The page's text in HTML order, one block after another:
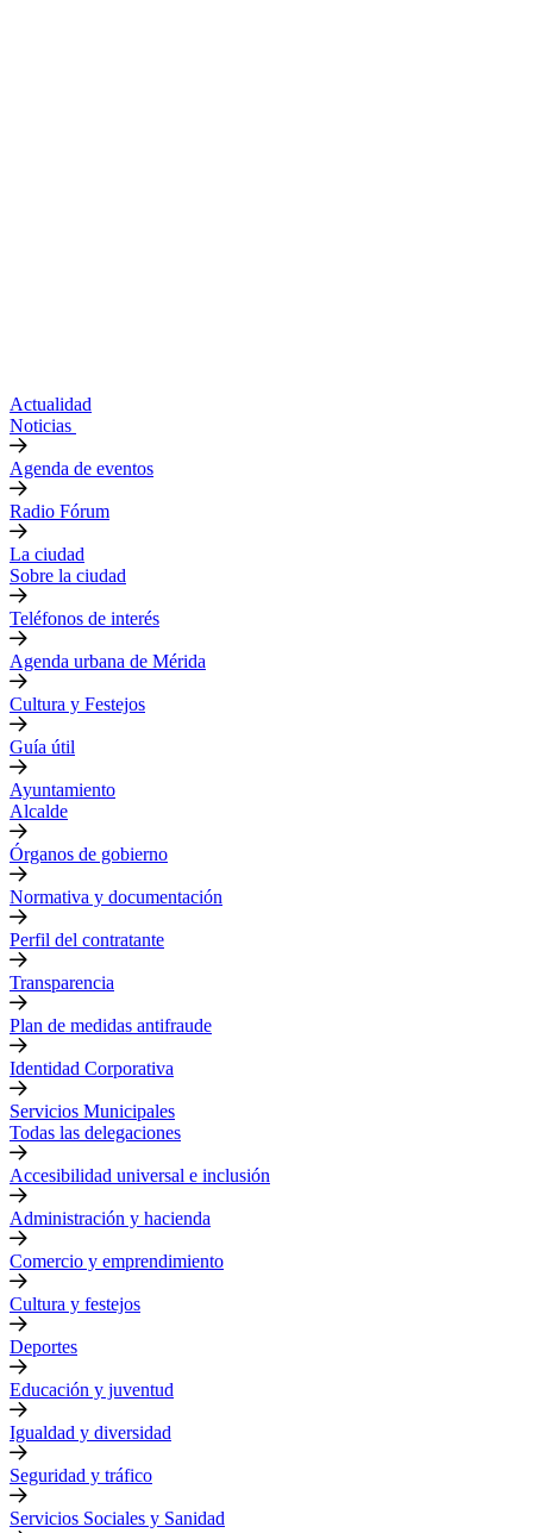
Actualidad
Noticias
Agenda de eventos
Radio Fórum
La ciudad
Sobre la ciudad
Teléfonos de interés
Agenda urbana de Mérida
Cultura y Festejos
Guía útil
Ayuntamiento
Alcalde
Órganos de gobierno
Normativa y documentación
Perfil del contratante
Transparencia
Plan de medidas antifraude
Identidad Corporativa
Servicios Municipales
Todas las delegaciones
Accesibilidad universal e inclusión
Administración y hacienda
Comercio y emprendimiento
Cultura y festejos
Deportes
Educación y juventud
Igualdad y diversidad
Seguridad y tráfico
Servicios Sociales y Sanidad